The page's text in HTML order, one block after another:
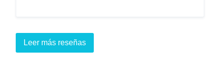
Leer más reseñas